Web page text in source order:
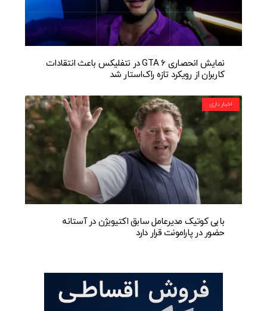
نمایش انحصاری GTA 6 در نتفلیکس باعث انتقادات
کاربران از رویکرد تازه راک‌استار شد
اخبار بازی
بابی کوتیک مدیرعامل سابق اکتیویژن در آستانه
حضور در پارامونت قرار دارد